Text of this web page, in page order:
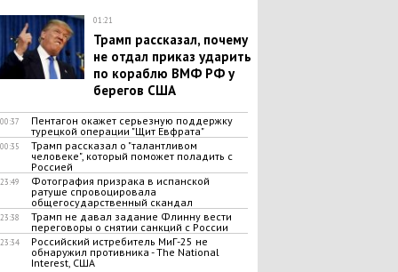
01:21
Трамп рассказал, почему
не отдал приказ ударить
по кораблю ВМФ РФ у
берегов США
00:37
Пентагон окажет серьезную поддержку
турецкой операции "Щит Евфрата"
00:35
Трамп рассказал о "талантливом
человеке", который поможет поладить с
Россией
23:49
Фотография призрака в испанской
ратуше спровоцировала
общегосударственный скандал
23:38
Трамп не давал задание Флинну вести
переговоры о снятии санкций с России
23:34
Российский истребитель МиГ-25 не
обнаружил противника - The National
Interest, США